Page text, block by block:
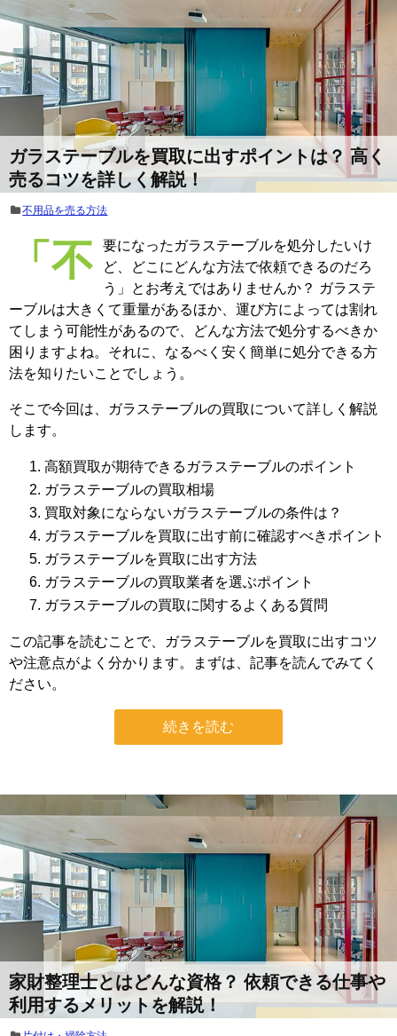
ガラステーブルを買取に出すポイントは？ 高く
売るコツを詳しく解説！
不用品を売る方法
「不要になったガラステーブルを処分したいけ
ど、どこにどんな方法で依頼できるのだろ
う」とお考えではありませんか？ ガラステ
ーブルは大きくて重量があるほか、運び方によっては割れ
てしまう可能性があるので、どんな方法で処分するべきか
困りますよね。それに、なるべく安く簡単に処分できる方
法を知りたいことでしょう。
そこで今回は、ガラステーブルの買取について詳しく解説
します。
高額買取が期待できるガラステーブルのポイント
ガラステーブルの買取相場
買取対象にならないガラステーブルの条件は？
ガラステーブルを買取に出す前に確認すべきポイント
ガラステーブルを買取に出す方法
ガラステーブルの買取業者を選ぶポイント
ガラステーブルの買取に関するよくある質問
この記事を読むことで、ガラステーブルを買取に出すコツ
や注意点がよく分かります。まずは、記事を読んでみてく
ださい。
続きを読む
家財整理士とはどんな資格？ 依頼できる仕事や
利用するメリットを解説！